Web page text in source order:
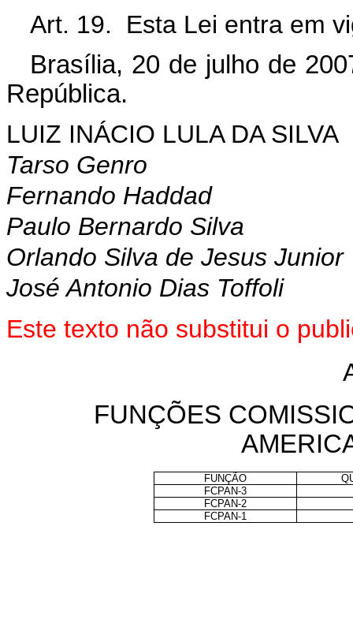
Art. 19. Esta Lei entra em
Brasília, 20 de julho de
República.
LUIZ INÁCIO LULA DA SILVA
Tarso Genro
Fernando Haddad
Paulo Bernardo Silva
Orlando Silva de Jesus Junior
José Antonio Dias Toffoli
Este texto não substitui o
FUNÇÕES
FUNÇÃO
FCPAN-3
FCPAN-2
FCPAN-1